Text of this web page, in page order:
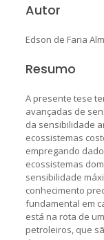
Autor
Edson de Faria
Resumo
A presente tese
avançadas de
da sensibilidade
ecossistemas
empregando
ecossistemas
sensibilidade
conhecimento
fundamental em
está na rota de
petroleiros, que